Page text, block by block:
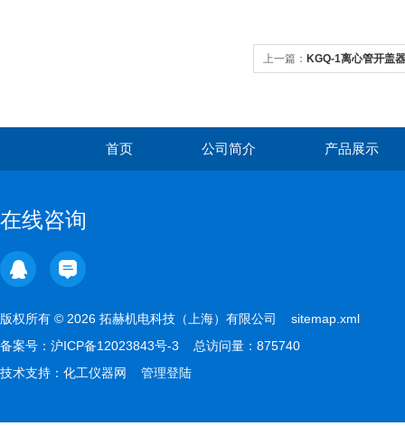
上一篇： KGQ-1离心管开盖器
首页 公司简介 产品展示
在线咨询
版权所有 © 2026 拓赫机电科技（上海）有限公司 sitemap.xml
备案号： 沪ICP备12023843号-3 总访问量：875740
技术支持： 化工仪器网 管理登陆